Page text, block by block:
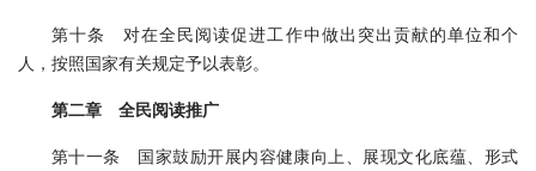
第十条 对在全民阅读促进工作中做出突出贡献的单位和个
人，按照国家有关规定予以表彰。
第二章 全民阅读推广
第十一条 国家鼓励开展内容健康向上、展现文化底蕴、形式